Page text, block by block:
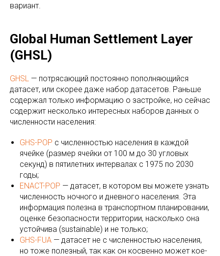
вариант.
Global Human Settlement Layer
(GHSL)
GHSL — потрясающий постоянно пополняющийся
датасет, или скорее даже набор датасетов. Раньше
содержал только информацию о застройке, но сейчас
содержит несколько интересных наборов данных о
численности населения:
GHS-POP с численностью населения в каждой
ячейке (размер ячейки от 100 м до 30 угловых
секунд) в пятилетних интервалах с 1975 по 2030
годы;
ENACT-POP — датасет, в котором вы можете узнать
численность ночного и дневного населения. Эта
информация полезна в транспортном планировании,
оценке безопасности территории, насколько она
устойчива (sustainable) и не только;
GHS-FUA — датасет не с численностью населения,
но тоже полезный, так как он косвенно может кое-